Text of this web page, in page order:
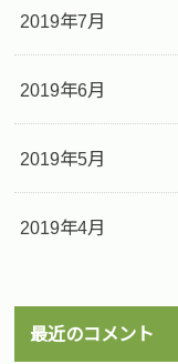
2019年7月
2019年6月
2019年5月
2019年4月
最近のコメント